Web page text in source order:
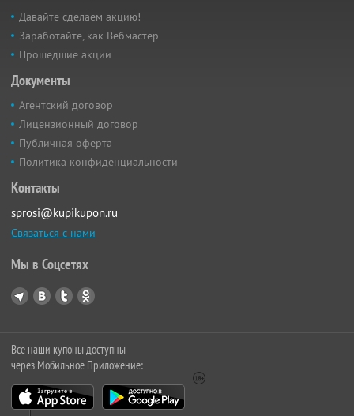
Давайте сделаем акцию!
Заработайте, как Вебмастер
Прошедшие акции
Документы
Агентский договор
Лицензионный договор
Публичная оферта
Политика конфиденциальности
Контакты
sprosi@kupikupon.ru
Связаться с нами
Мы в Соцсетях
Все наши купоны доступны
через Мобильное Приложение: